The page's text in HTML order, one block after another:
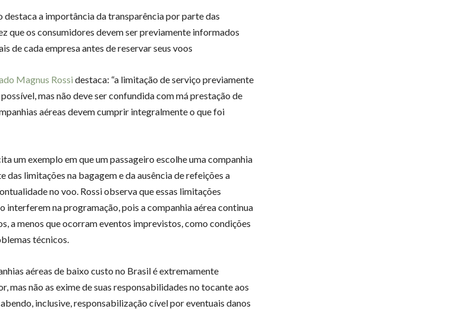
destaca a importância da transparência por parte das
que os consumidores devem ser previamente informados
de cada empresa antes de reservar seus voos
Magnus Rossi destaca: “a limitação de serviço previamente
mas não deve ser confundida com má prestação de
aéreas devem cumprir integralmente o que foi
um exemplo em que um passageiro escolhe uma companhia
das limitações na bagagem e da ausência de refeições a
no voo. Rossi observa que essas limitações
interferem na programação, pois a companhia aérea continua
a menos que ocorram eventos imprevistos, como condições
técnicos.
aéreas de baixo custo no Brasil é extremamente
mas não as exime de suas responsabilidades no tocante aos
inclusive, responsabilização cível por eventuais danos